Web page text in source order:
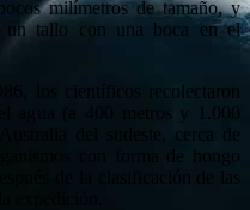
milímetros de tamaño, y
un tallo con una boca en el
los científicos recolectaron
agua (a 400 metros y 1.000
del sudeste, cerca de
con forma de hongo
expedición.